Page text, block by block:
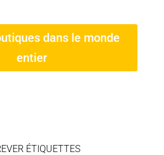
dans le monde
entier
ÉTIQUETTES